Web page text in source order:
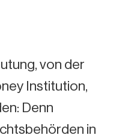
von der
Institution,
Denn
in